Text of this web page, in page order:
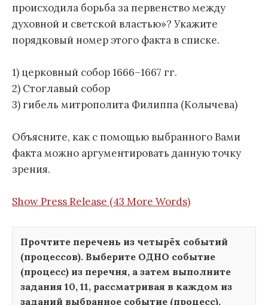
происходила борьба за первенство между
духовной и светской властью»? Укажите
порядковый номер этого факта в списке.
1) церковный собор 1666–1667 гг.
2) Стоглавый собор
3) гибель митрополита Филиппа (Колычева)
Объясните, как с помощью выбранного Вами
факта можно аргументировать данную точку
зрения.
Show Press Release (43 More Words)
Прочтите перечень из четырёх событий
(процессов). Выберите ОДНО событие
(процесс) из перечня, а затем выполните
задания 10, 11, рассматривая в каждом из
заданий выбранное событие (процесс).